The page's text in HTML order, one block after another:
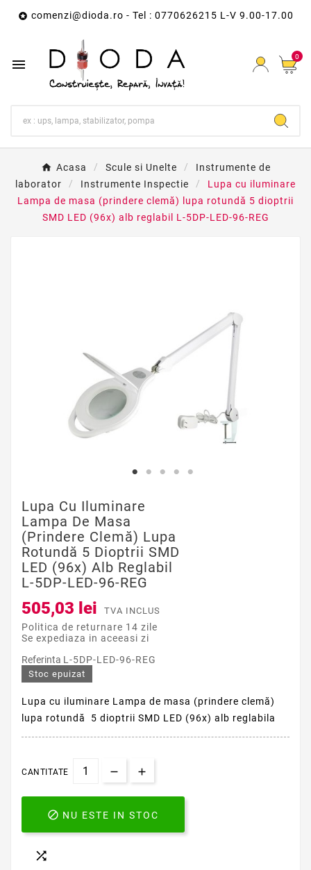
 comenzi@dioda.ro - Tel : 0770626215 L-V 9.00-17.00
 0
Acasa Scule si Unelte
Instrumente de
laborator
Instrumente Inspectie
Lupa cu iluminare
Lampa de masa (prindere clemă) lupa rotundă 5 dioptrii
SMD LED (96x) alb reglabil L-5DP-LED-96-REG
Lupa Cu Iluminare
Lampa De Masa
(prindere Clemă) Lupa
Rotundă 5 Dioptrii SMD
LED (96x) Alb Reglabil
L-5DP-LED-96-REG
505,03 lei TVA INCLUS
Politica de returnare 14 zile
Se expediaza in aceeasi zi
Referinta L-5DP-LED-96-REG
Stoc epuizat
Lupa cu iluminare Lampa de masa (prindere clemă)
lupa rotundă 5 dioptrii SMD LED (96x) alb reglabila
CANTITATE
 NU ESTE IN STOC
